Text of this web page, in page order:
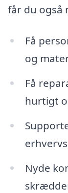
får du også
Få
og
Få
hurtigt
Nyde